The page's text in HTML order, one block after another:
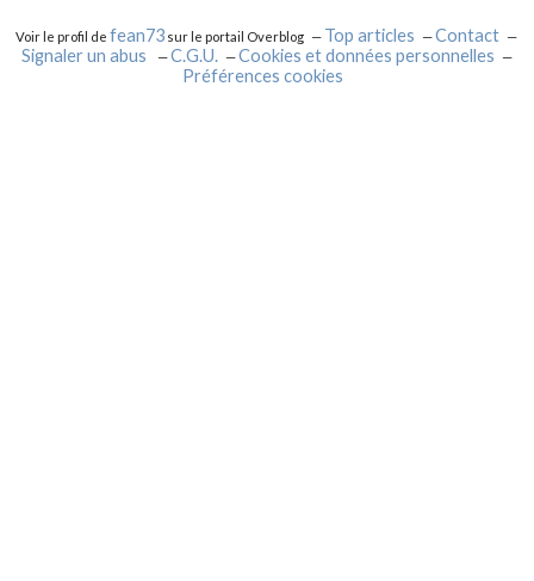
Voir le profil defean73 sur le portail Overblog Top articles
Contact
Signaler un abus
C.G.U.
Cookies et données personnelles
Préférences cookies